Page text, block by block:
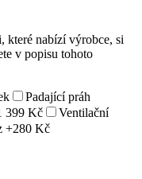
které nabízí výrobce, si
v popisu tohoto
Padající práh
399 Kč
Ventilační
+280 Kč